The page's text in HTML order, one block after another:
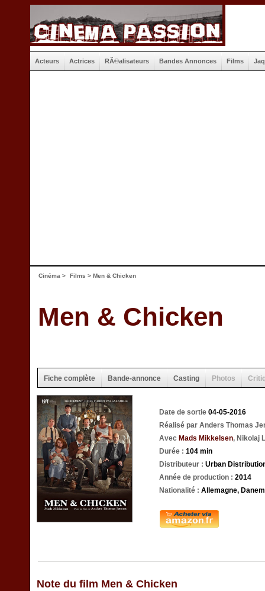
Acteurs Actrices RÃ©alisateurs Bandes Annonces Films
Cinéma > Films > Men & Chicken
Men & Chicken
Fiche complète Bande-annonce Casting Photos
Date de sortie 04-05-2016
Réalisé par Anders Thomas
Avec Mads Mikkelsen, Nikolaj
Durée : 104 min
Distributeur : Urban
Année de production : 2014
Nationalité : Allemagne,
Note du film Men & Chicken